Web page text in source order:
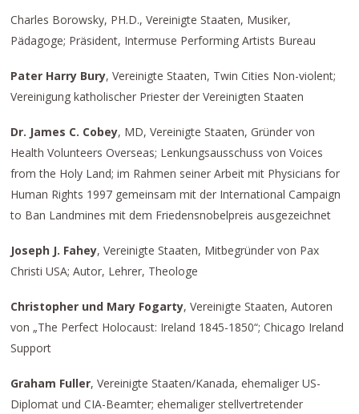
Charles Borowsky, PH.D., Vereinigte Staaten, Musiker,
Pädagoge; Präsident, Intermuse Performing Artists Bureau
Pater Harry Bury, Vereinigte Staaten, Twin Cities Non-violent;
Vereinigung katholischer Priester der Vereinigten Staaten
Dr. James C. Cobey, MD, Vereinigte Staaten, Gründer von
Health Volunteers Overseas; Lenkungsausschuss von Voices
from the Holy Land; im Rahmen seiner Arbeit mit Physicians for
Human Rights 1997 gemeinsam mit der International Campaign
to Ban Landmines mit dem Friedensnobelpreis ausgezeichnet
Joseph J. Fahey, Vereinigte Staaten, Mitbegründer von Pax
Christi USA; Autor, Lehrer, Theologe
Christopher und Mary Fogarty, Vereinigte Staaten, Autoren
von „The Perfect Holocaust: Ireland 1845-1850“; Chicago Ireland
Support
Graham Fuller, Vereinigte Staaten/Kanada, ehemaliger US-
Diplomat und CIA-Beamter; ehemaliger stellvertretender